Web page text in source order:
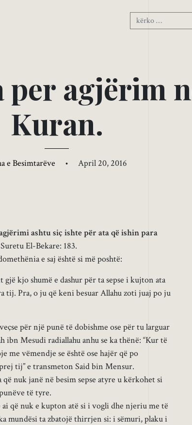
per agjërim n
Kuran.
e Besimtarëve • April 20, 2016
ashtu siç ishte për ata që ishin para
El-Bekare: 183.
e saj është si më poshtë:
kjo shumë e dashur për ta sepse i kujton ata
tij. Pra, o ju që keni besuar Allahu zoti juaj po ju
për një punë të dobishme ose për tu larguar
ibn Mesudi radiallahu anhu se ka thënë: “Kur të
me vëmendje se është ose hajër që po
tij” e transmeton Said bin Mensur.
nuk janë në besim sepse atyre u kërkohet si
të tyre.
që nuk e kupton atë si i vogli dhe njeriu me të
mundësi ta zbatojë thirrjen si: i sëmuri, plaku i